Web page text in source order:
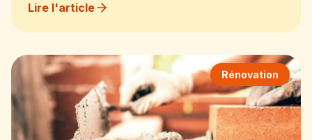
Lire l'article
Rénovation